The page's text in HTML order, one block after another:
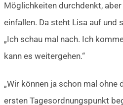
Möglichkeiten durchdenkt,
einfallen. Da steht Lisa auf und
„Ich schau mal nach. Ich
kann es weitergehen.“
„Wir können ja schon mal ohne
ersten Tagesordnungspunkt